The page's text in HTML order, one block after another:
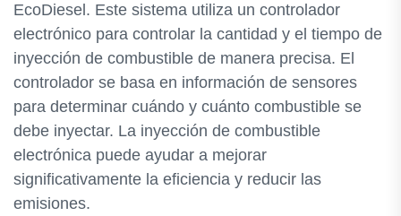
EcoDiesel. Este sistema utiliza un controlador
electrónico para controlar la cantidad y el tiempo de
inyección de combustible de manera precisa. El
controlador se basa en información de sensores
para determinar cuándo y cuánto combustible se
debe inyectar. La inyección de combustible
electrónica puede ayudar a mejorar
significativamente la eficiencia y reducir las
emisiones.